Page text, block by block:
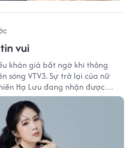
vui
khán giả bất ngờ khi thông
sóng VTV3. Sự trở lại của nữ
Hạ Lưu đang nhận được